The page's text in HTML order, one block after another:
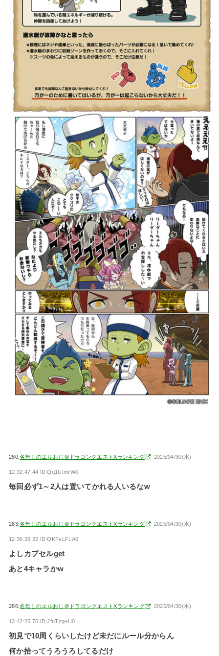
280:名無しのエルおじ＠ドラゴンクエストXランキング 2025/04/30(水)
12:32:47.44 ID:Qq1UImrW0
毎回必ず1～2人は置いてかれる人いるなw
283:名無しのエルおじ＠ドラゴンクエストXランキング 2025/04/30(水)
12:36:26.22 ID:OKFvLFLA0
よしカプセルget
あと4キャラかw
286:名無しのエルおじ＠ドラゴンクエストXランキング 2025/04/30(水)
12:42:25.75 ID:JfuTzg+H0
初見で10周くらいしたけど未だにルール分からん
何か拾ってうろうろしてるだけ